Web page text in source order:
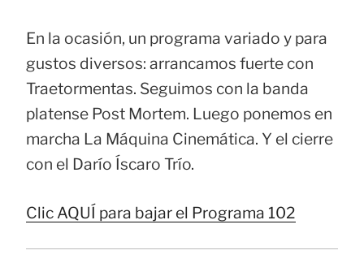
En la ocasión, un programa variado y para
gustos diversos: arrancamos fuerte con
Traetormentas. Seguimos con la banda
platense Post Mortem. Luego ponemos en
marcha La Máquina Cinemática. Y el cierre
con el Darío Íscaro Trío.
Clic AQUÍ para bajar el Programa 102